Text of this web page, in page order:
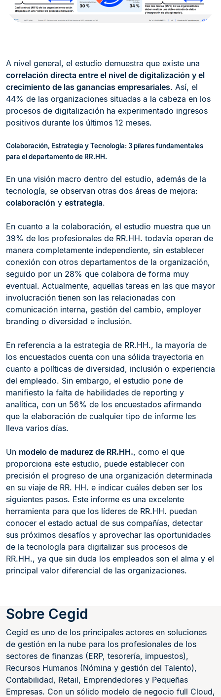
A nivel general, el estudio demuestra que existe una
correlación directa entre el nivel de digitalización y el
crecimiento de las ganancias empresariales. Así, el
44% de las organizaciones situadas a la cabeza en los
procesos de digitalización ha experimentado ingresos
positivos durante los últimos 12 meses.
Colaboración, Estrategia y Tecnología: 3 pilares fundamentales
para el departamento de RR.HH.
En una visión macro dentro del estudio, además de la
tecnología, se observan otras dos áreas de mejora:
colaboración y estrategia.
En cuanto a la colaboración, el estudio muestra que un
39% de los profesionales de RR.HH. todavía operan de
manera completamente independiente, sin establecer
conexión con otros departamentos de la organización,
seguido por un 28% que colabora de forma muy
eventual. Actualmente, aquellas tareas en las que mayor
involucración tienen son las relacionadas con
comunicación interna, gestión del cambio, employer
branding o diversidad e inclusión.
En referencia a la estrategia de RR.HH., la mayoría de
los encuestados cuenta con una sólida trayectoria en
cuanto a políticas de diversidad, inclusión o experiencia
del empleado. Sin embargo, el estudio pone de
manifiesto la falta de habilidades de reporting y
analítica, con un 56% de los encuestados afirmando
que la elaboración de cualquier tipo de informe les
lleva varios días.
Un modelo de madurez de RR.HH., como el que
proporciona este estudio, puede establecer con
precisión el progreso de una organización determinada
en su viaje de RR. HH. e indicar cuáles deben ser los
siguientes pasos. Este informe es una excelente
herramienta para que los líderes de RR.HH. puedan
conocer el estado actual de sus compañías, detectar
sus próximos desafíos y aprovechar las oportunidades
de la tecnología para digitalizar sus procesos de
RR.HH., ya que sin duda los empleados son el alma y el
principal valor diferencial de las organizaciones.
Sobre Cegid
Cegid es uno de los principales actores en soluciones
de gestión en la nube para los profesionales de los
sectores de finanzas (ERP, tesorería, impuestos),
Recursos Humanos (Nómina y gestión del Talento),
Contabilidad, Retail, Emprendedores y Pequeñas
Empresas. Con un sólido modelo de negocio full Cloud,